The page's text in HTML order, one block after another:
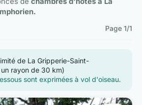
Page 1/1
de La Gripperie-Saint-
rayon de 30 km)
sont exprimées à vol d'oiseau.